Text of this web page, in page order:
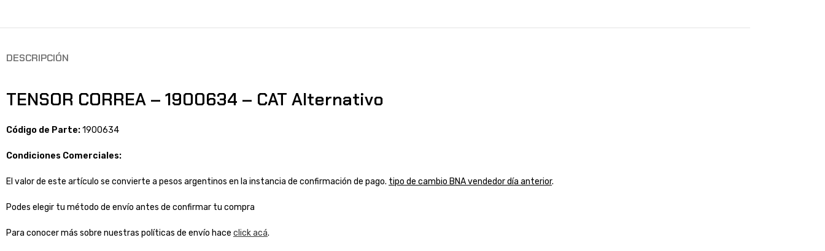
DESCRIPCIÓN
TENSOR CORREA – 1900634 – CAT Alternativo
Código de Parte:1900634
Condiciones Comerciales:
El valor de este artículo se convierte a pesos argentinos en la instancia de confirmación de pago. tipo de cambio BNA vendedor día anterior.
Podes elegir tu método de envío antes de confirmar tu compra
Para conocer más sobre nuestras políticas de envío hace click acá.